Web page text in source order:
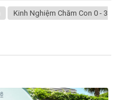
Kinh Nghiệm Chăm Con 0 - 3